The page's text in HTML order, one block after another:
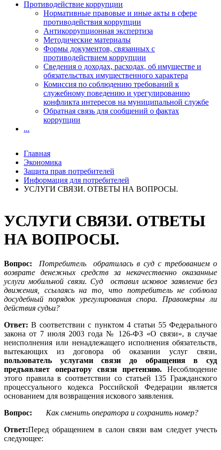
УСЛУГИ СВЯЗИ. ОТВЕТЫ
НА ВОПРОСЫ.
Вопрос:
Потребитель обратилась в суд с требованием о
возврате денежных средств за некачественно оказанные
услуги мобильной связи. Суд оставил исковое заявление без
движения, ссылаясь на то, что потребитель не соблюла
досудебный порядок урегулирования спора. Правомерны ли
действия судьи?
Ответ: В соответствии с пунктом 4 статьи 55 Федерального
закона от 7 июля 2003 года № 126-ФЗ «О связи», в случае
неисполнения или ненадлежащего исполнения обязательств,
вытекающих из договора об оказании услуг связи,
пользователь услугами связи до обращения в суд
предъявляет оператору связи претензию. Несоблюдение
этого правила в соответствии со статьей 135 Гражданского
процессуального кодекса Российской Федерации является
основанием для возвращения искового заявления.
Вопрос:
Как сменить оператора и сохранить номер?
Ответ:Перед обращением в салон связи вам следует учесть
следующее:
Противодействие коррупции
Нормативные правовые и иные акты в сфере
противодействия коррупции
Антикоррупционная экспертиза
Методические материалы
Формы документов, связанных с
противодействием коррупции
Сведения о доходах, расходах, об имуществе и
обязательствах имущественного характера
Комиссия по соблюдению требований к
служебному поведению и урегулированию
конфликта интересов на муниципальной службе
Обратная связь для сообщений о фактах
коррупции
...
Главная
Экономика
Защита прав потребителей
Информация для потребителей
УСЛУГИ СВЯЗИ. ОТВЕТЫ НА ВОПРОСЫ.